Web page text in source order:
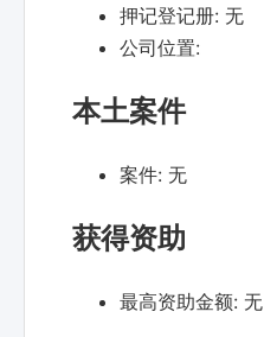
押记登记册: 无
公司位置:
本土案件
案件: 无
获得资助
最高资助金额: 无